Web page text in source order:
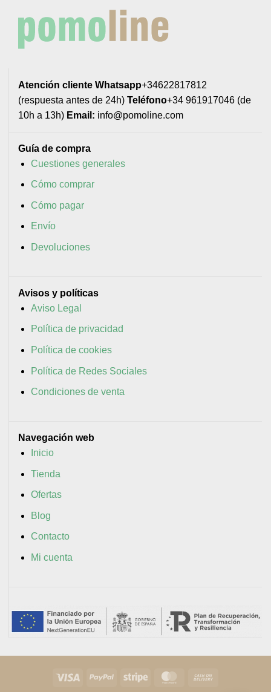
Atención cliente Whatsapp+34622817812
(respuesta antes de 24h) Teléfono+34 961917046 (de
10h a 13h) Email: info@pomoline.com
Guía de compra
Cuestiones generales
Cómo comprar
Cómo pagar
Envío
Devoluciones
Avisos y políticas
Aviso Legal
Política de privacidad
Política de cookies
Política de Redes Sociales
Condiciones de venta
Navegación web
Inicio
Tienda
Ofertas
Blog
Contacto
Mi cuenta
Visa PayPal Stripe MasterCard